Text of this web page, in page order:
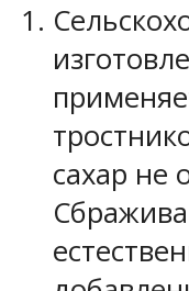
сахар не